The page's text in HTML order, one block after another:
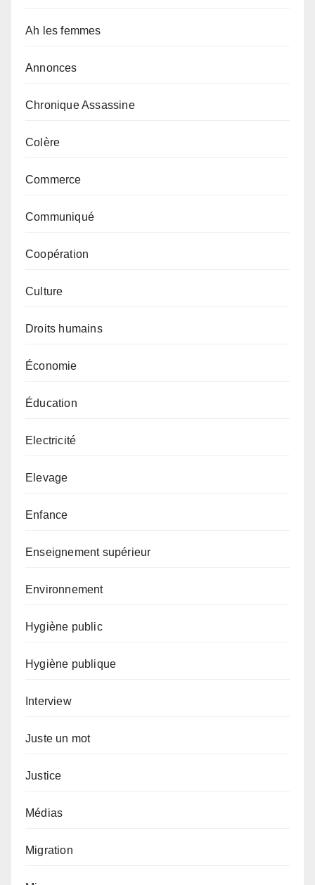
Ah les femmes
Annonces
Chronique Assassine
Colère
Commerce
Communiqué
Coopération
Culture
Droits humains
Économie
Éducation
Electricité
Elevage
Enfance
Enseignement supérieur
Environnement
Hygiène public
Hygiène publique
Interview
Juste un mot
Justice
Médias
Migration